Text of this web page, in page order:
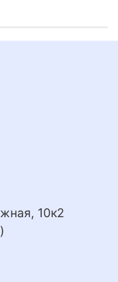
10к2